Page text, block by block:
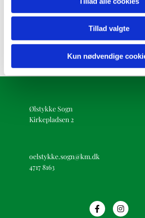
Tillad valgte
Kun nødvendige
Ølstykke Sogn
Kirkepladsen 2
oelstykke.sogn@km.dk
4717 8163